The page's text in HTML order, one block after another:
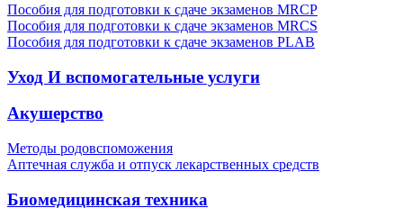
Пособия для подготовки к сдаче экзаменов MRCP
Пособия для подготовки к сдаче экзаменов MRCS
Пособия для подготовки к сдаче экзаменов PLAB
Уход И вспомогательные услуги
Акушерство
Методы родовспоможения
Аптечная служба и отпуск лекарственных средств
Биомедицинская техника